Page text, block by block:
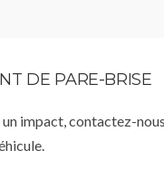
DE PARE-BRISE
impact, contactez-